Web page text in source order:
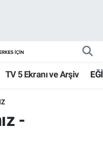
TV 5 Ekranı ve Arşiv
-